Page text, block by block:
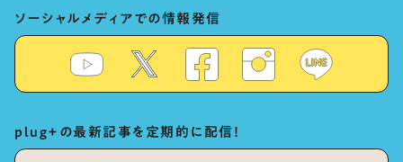
ソーシャルメディアでの情報発信
plug+の最新記事を定期的に配信！